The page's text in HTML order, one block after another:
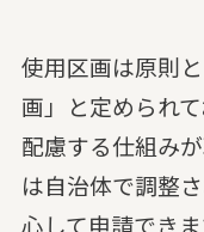
使用区画は原則
画」と定められ
配慮する仕組み
は自治体で調整
心して申請でき